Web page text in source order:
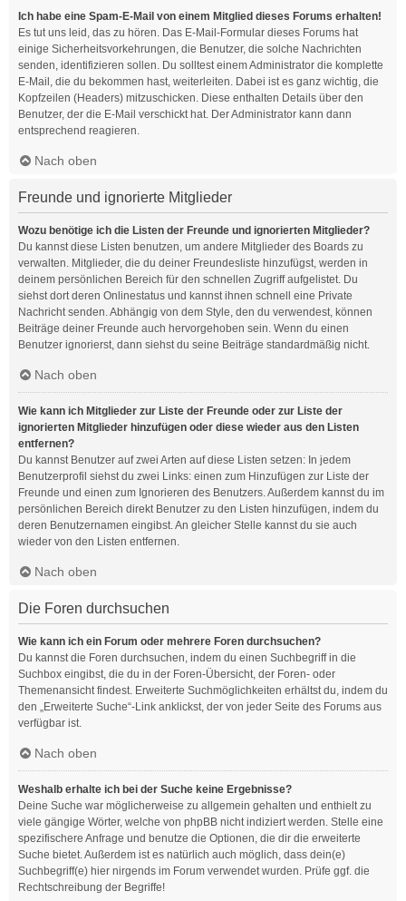
Ich habe eine Spam-E-Mail von einem Mitglied dieses Forums erhalten!
Es tut uns leid, das zu hören. Das E-Mail-Formular dieses Forums hat
einige Sicherheitsvorkehrungen, die Benutzer, die solche Nachrichten
senden, identifizieren sollen. Du solltest einem Administrator die komplette
E-Mail, die du bekommen hast, weiterleiten. Dabei ist es ganz wichtig, die
Kopfzeilen (Headers) mitzuschicken. Diese enthalten Details über den
Benutzer, der die E-Mail verschickt hat. Der Administrator kann dann
entsprechend reagieren.
Nach oben
Freunde und ignorierte Mitglieder
Wozu benötige ich die Listen der Freunde und ignorierten Mitglieder?
Du kannst diese Listen benutzen, um andere Mitglieder des Boards zu
verwalten. Mitglieder, die du deiner Freundesliste hinzufügst, werden in
deinem persönlichen Bereich für den schnellen Zugriff aufgelistet. Du
siehst dort deren Onlinestatus und kannst ihnen schnell eine Private
Nachricht senden. Abhängig von dem Style, den du verwendest, können
Beiträge deiner Freunde auch hervorgehoben sein. Wenn du einen
Benutzer ignorierst, dann siehst du seine Beiträge standardmäßig nicht.
Nach oben
Wie kann ich Mitglieder zur Liste der Freunde oder zur Liste der
ignorierten Mitglieder hinzufügen oder diese wieder aus den Listen
entfernen?
Du kannst Benutzer auf zwei Arten auf diese Listen setzen: In jedem
Benutzerprofil siehst du zwei Links: einen zum Hinzufügen zur Liste der
Freunde und einen zum Ignorieren des Benutzers. Außerdem kannst du im
persönlichen Bereich direkt Benutzer zu den Listen hinzufügen, indem du
deren Benutzernamen eingibst. An gleicher Stelle kannst du sie auch
wieder von den Listen entfernen.
Nach oben
Die Foren durchsuchen
Wie kann ich ein Forum oder mehrere Foren durchsuchen?
Du kannst die Foren durchsuchen, indem du einen Suchbegriff in die
Suchbox eingibst, die du in der Foren-Übersicht, der Foren- oder
Themenansicht findest. Erweiterte Suchmöglichkeiten erhältst du, indem du
den „Erweiterte Suche“-Link anklickst, der von jeder Seite des Forums aus
verfügbar ist.
Nach oben
Weshalb erhalte ich bei der Suche keine Ergebnisse?
Deine Suche war möglicherweise zu allgemein gehalten und enthielt zu
viele gängige Wörter, welche von phpBB nicht indiziert werden. Stelle eine
spezifischere Anfrage und benutze die Optionen, die dir die erweiterte
Suche bietet. Außerdem ist es natürlich auch möglich, dass dein(e)
Suchbegriff(e) hier nirgends im Forum verwendet wurden. Prüfe ggf. die
Rechtschreibung der Begriffe!